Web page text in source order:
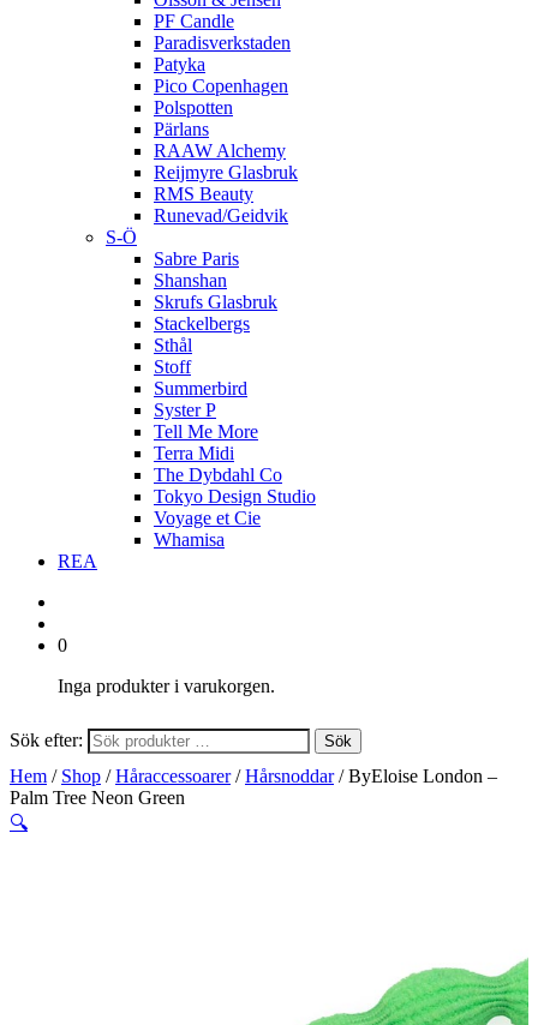
PF Candle
Paradisverkstaden
Patyka
Pico Copenhagen
Polspotten
Pärlans
RAAW Alchemy
Reijmyre Glasbruk
RMS Beauty
Runevad/Geidvik
S-Ö
Sabre Paris
Shanshan
Skrufs Glasbruk
Stackelbergs
Sthål
Stoff
Summerbird
Syster P
Tell Me More
Terra Midi
The Dybdahl Co
Tokyo Design Studio
Voyage et Cie
Whamisa
REA
0
Inga produkter i varukorgen.
Sök efter: Sök
Hem / Shop /Håraccessoarer/Hårsnoddar/ ByEloise London –
Palm Tree Neon Green
🔍